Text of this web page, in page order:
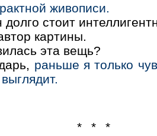
живописи.
стоит
картины.
эта вещь?
раньше я только
* * *